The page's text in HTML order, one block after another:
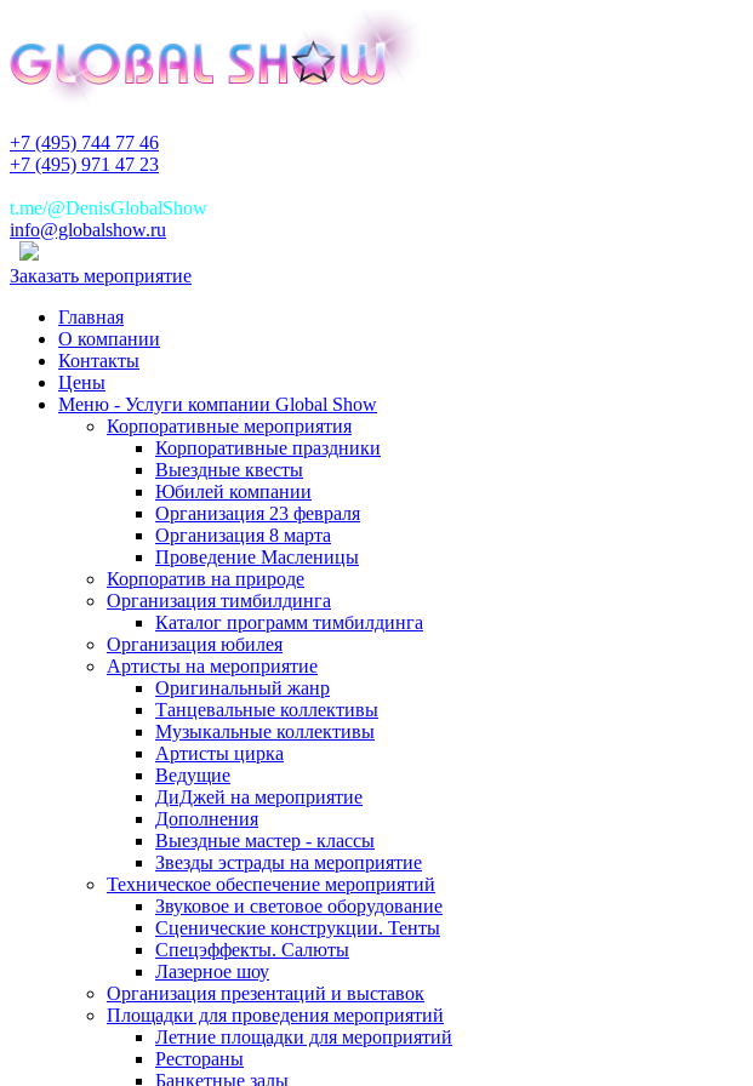
+7 (495) 744 77 46
+7 (495) 971 47 23
t.me/@DenisGlobalShow
info@globalshow.ru
Заказать мероприятие
Главная
О компании
Контакты
Цены
Меню - Услуги компании Global Show
Корпоративные мероприятия
Корпоративные праздники
Выездные квесты
Юбилей компании
Организация 23 февраля
Организация 8 марта
Проведение Масленицы
Корпоратив на природе
Организация тимбилдинга
Каталог программ тимбилдинга
Организация юбилея
Артисты на мероприятие
Оригинальный жанр
Танцевальные коллективы
Музыкальные коллективы
Артисты цирка
Ведущие
ДиДжей на мероприятие
Дополнения
Выездные мастер - классы
Звезды эстрады на мероприятие
Техническое обеспечение мероприятий
Звуковое и световое оборудование
Сценические конструкции. Тенты
Спецэффекты. Салюты
Лазерное шоу
Организация презентаций и выставок
Площадки для проведения мероприятий
Летние площадки для мероприятий
Рестораны
Банкетные залы